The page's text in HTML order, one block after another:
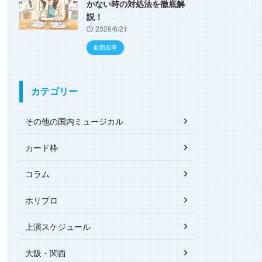
かない時の対処法を徹底解
説！
2026/6/21
劇団四季
カテゴリー
その他の国内ミュージカル
カード枠
コラム
ホリプロ
上演スケジュール
大阪・関西